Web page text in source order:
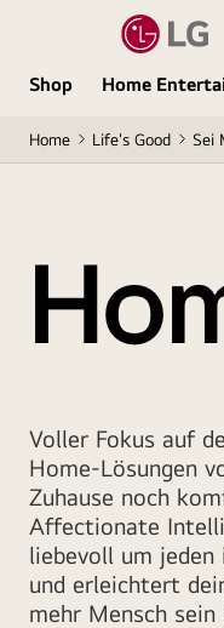
Shop Home
Home Life's Good Sei
Voller Fokus auf
Home-Lösungen
Zuhause noch
Affectionate
liebevoll um jeden
und erleichtert
mehr Mensch sein